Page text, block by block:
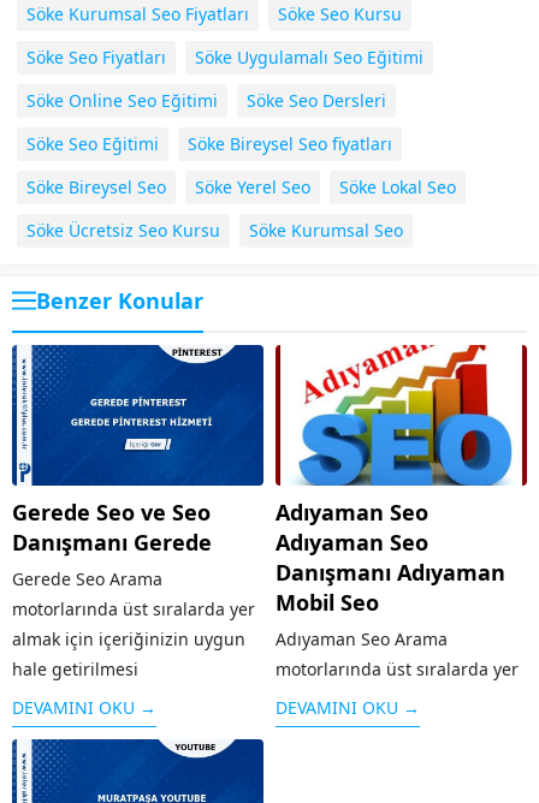
Söke Kurumsal Seo Fiyatları
Söke Seo Kursu
Söke Seo Fiyatları
Söke Uygulamalı Seo Eğitimi
Söke Online Seo Eğitimi
Söke Seo Dersleri
Söke Seo Eğitimi
Söke Bireysel Seo fiyatları
Söke Bireysel Seo
Söke Yerel Seo
Söke Lokal Seo
Söke Ücretsiz Seo Kursu
Söke Kurumsal Seo
Benzer Konular
Gerede Seo ve Seo
Danışmanı Gerede
Gerede Seo Arama
motorlarında üst sıralarda yer
almak için içeriğinizin uygun
hale getirilmesi
çalışması SEO olarak
adlandırılır. Arama
motorlarının sitenizi iyi bir
şekilde taraması ve aranılan
DEVAMINI OKU →
Adıyaman Seo
Adıyaman Seo
Danışmanı Adıyaman
Mobil Seo
Adıyaman Seo Arama
motorlarında üst sıralarda yer
almak için içeriğinizin uygun
hale getirilmesi
DEVAMINI OKU →